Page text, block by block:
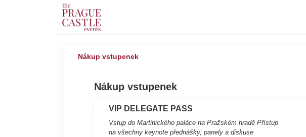
Nákup vstupenek
Nákup vstupenek
VIP DELEGATE PASS
Vstup do Martinického paláce na Pražském hradě Přístup
na všechny keynote přednášky, panely a diskuse